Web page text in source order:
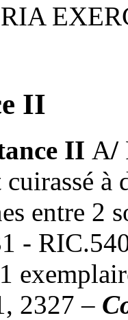
II
II A/
cuirassé
entre 2
-
2327 –